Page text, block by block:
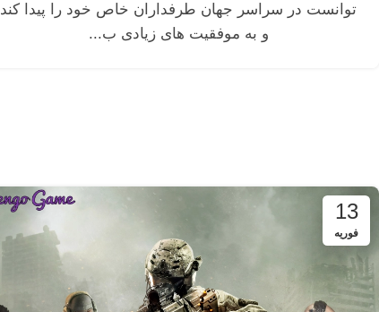
توانست در سراسر جهان طرفداران خاص خود را پیدا کند
و به موفقیت های زیادی ب...
13
فوریه